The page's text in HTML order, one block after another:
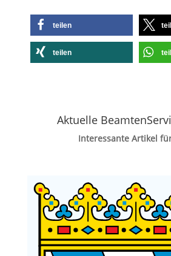
teilen
teilen
Aktuelle
Interessante Artikel